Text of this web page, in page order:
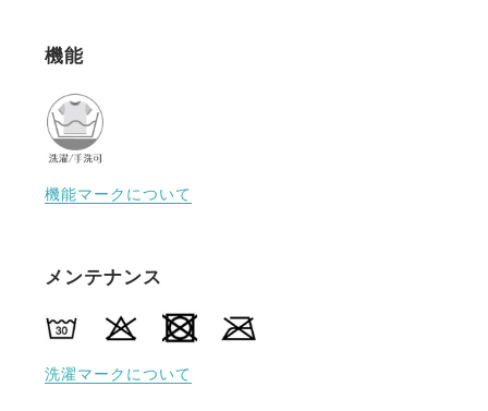
機能
機能マークについて
メンテナンス
洗濯マークについて